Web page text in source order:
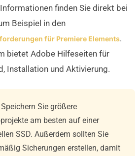
finden Sie direkt bei
Beispiel in den
für Premiere Elements.
bietet Adobe Hilfeseiten für
Installation und Aktivierung.
Speichern Sie größere
am besten auf einer
SSD. Außerdem sollten Sie
Sicherungen erstellen, damit